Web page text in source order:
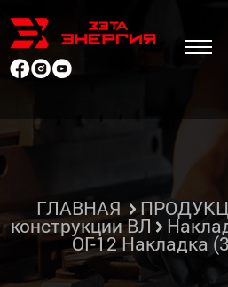
ГЛАВНАЯ
конструкции ВЛ
ОГ-12 Накладка